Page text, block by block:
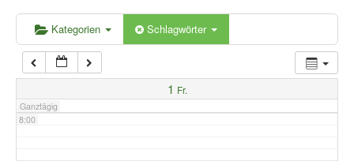
Kategorien Schlagwörter
1 Fr.
Ganztägig
6:00
7:00
8:00